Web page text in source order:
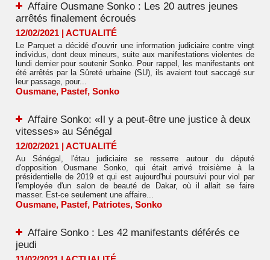
Affaire Ousmane Sonko : Les 20 autres jeunes
arrêtés finalement écroués
12/02/2021 | ACTUALITÉ
Le Parquet a décidé d’ouvrir une information judiciaire contre vingt
individus, dont deux mineurs, suite aux manifestations violentes de
lundi dernier pour soutenir Sonko. Pour rappel, les manifestants ont
été arrêtés par la Sûreté urbaine (SU), ils avaient tout saccagé sur
leur passage, pour...
Ousmane, Pastef, Sonko
Affaire Sonko: «Il y a peut-être une justice à deux
vitesses» au Sénégal
12/02/2021 | ACTUALITÉ
Au Sénégal, l'étau judiciaire se resserre autour du député
d'opposition Ousmane Sonko, qui était arrivé troisième à la
présidentielle de 2019 et qui est aujourd'hui poursuivi pour viol par
l'employée d'un salon de beauté de Dakar, où il allait se faire
masser. Est-ce seulement une affaire...
Ousmane, Pastef, Patriotes, Sonko
Affaire Sonko : Les 42 manifestants déférés ce
jeudi